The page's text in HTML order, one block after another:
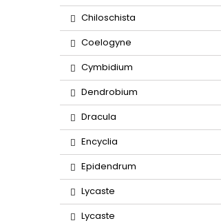
Chiloschista
Coelogyne
Cymbidium
Dendrobium
Dracula
Encyclia
Epidendrum
Lycaste
Lycaste